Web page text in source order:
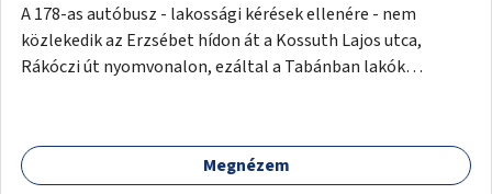
A 178-as autóbusz - lakossági kérések ellenére - nem
közlekedik az Erzsébet hídon át a Kossuth Lajos utca,
Rákóczi út nyomvonalon, ezáltal a Tabánban lakók
járattal feljutni a Naphegyre, ahol iskola és óvoda is van a
körzetben élők számára. Megoldás lenne, ha a 178-as
Megnézem